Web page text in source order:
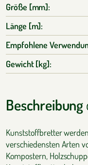
Größe [mm]:
Länge [m]:
Empfohlene
Gewicht [kg]:
Beschreibung
Kunststoffbretter
verschiedensten Arten
Kompostern,